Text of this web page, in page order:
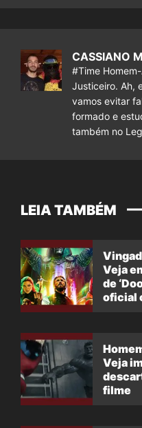
CASSIANO
#Time
Justiceiro. Ah,
vamos evitar
formado e
também no
LEIA TAMBÉM
Veja
de
oficial
Veja
filme